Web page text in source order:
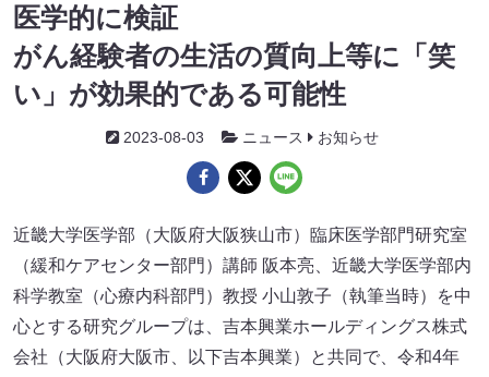
医学的に検証
がん経験者の生活の質向上等に「笑
い」が効果的である可能性
2023-08-03 ニュース お知らせ
近畿大学医学部（大阪府大阪狭山市）臨床医学部門研究室
（緩和ケアセンター部門）講師 阪本亮、近畿大学医学部内
科学教室（心療内科部門）教授 小山敦子（執筆当時）を中
心とする研究グループは、吉本興業ホールディングス株式
会社（大阪府大阪市、以下吉本興業）と共同で、令和4年